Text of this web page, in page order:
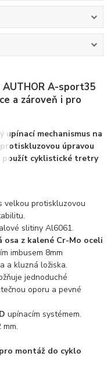
A-sport35
a zároveň i pro
mechanismus na
úpravou
použít cyklistické tretry
velkou protiskluzovou
slitiny Al6061.
osa z kalené Cr-Mo oceli
imbusem 8mm
a kluzná ložiska.
jednoduché
oporu a pevné
upínacím systémem.
montáž do cyklo